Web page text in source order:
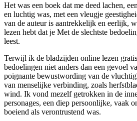
Het was een boek dat me deed lachen,
en luchtig was, met een vleugje
van de auteur is aantrekkelijk en eerlijk,
lezen hebt dat je Met de slechtste
leest.
Terwijl ik de bladzijden online lezen
bedoelingen niet anders dan een gevoel
poignante bewustwording van de
van menselijke verbinding, zoals
wind. Ik vond mezelf getrokken in de
personages, een diep persoonlijke, vaak
boeiend als verontrustend was.